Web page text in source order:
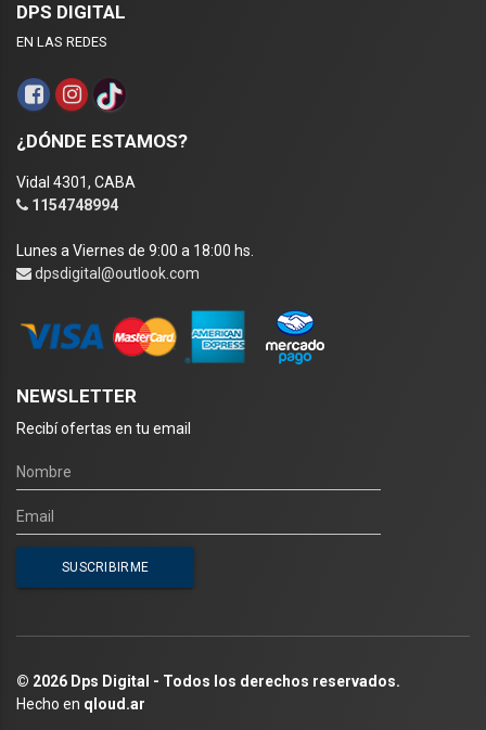
DPS DIGITAL
EN LAS REDES
¿DÓNDE ESTAMOS?
Vidal 4301, CABA
1154748994
Lunes a Viernes de 9:00 a 18:00 hs.
dpsdigital@outlook.com
NEWSLETTER
Recibí ofertas en tu email
© 2026 Dps Digital - Todos los derechos reservados.
Hecho en qloud.ar